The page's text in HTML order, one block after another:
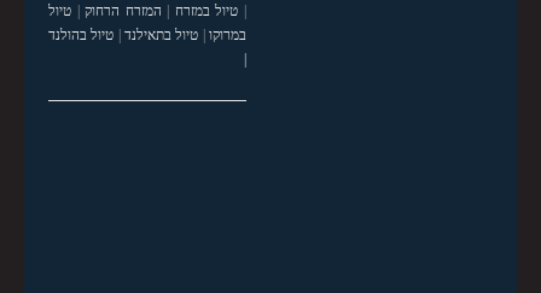
| טיול במזרח | המזרח הרחוק| טיול
במרוקו| טיול בתאילנד| טיול בהולנד
|